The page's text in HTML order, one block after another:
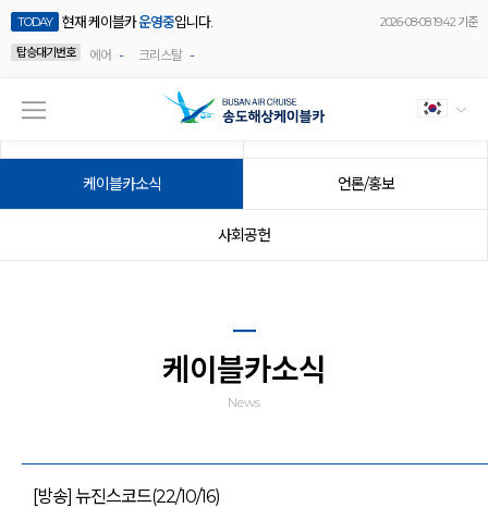
TODAY 현재 케이블카운영중입니다.
2026-08-08 19:42 기준
탑승대기번호
에어 - 크리스탈 -
케이블카소식 언론/홍보
사회공헌
케이블카소식
News
[방송] 뉴진스코드(22/10/16)